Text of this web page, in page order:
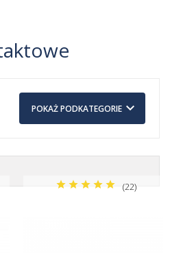
POKAŻ PODKATEGORIE keyboard_arrow_down
(22)